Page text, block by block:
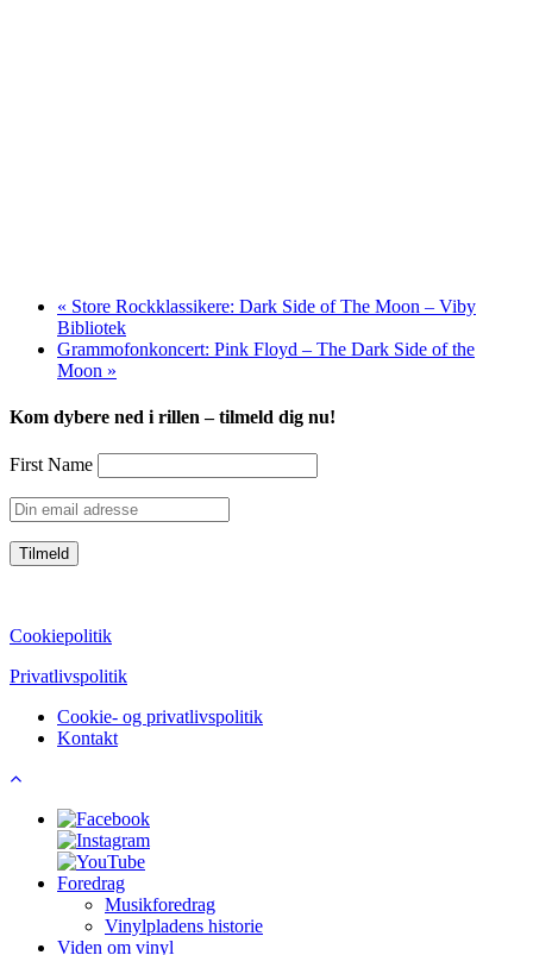
« Store Rockklassikere: Dark Side of The Moon – Viby
Bibliotek
Grammofonkoncert: Pink Floyd – The Dark Side of the
Moon »
Kom dybere ned i rillen – tilmeld dig nu!
First Name
Cookiepolitik
Privatlivspolitik
Cookie- og privatlivspolitik
Kontakt
Foredrag
Musikforedrag
Vinylpladens historie
Viden om vinyl